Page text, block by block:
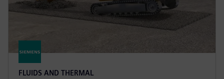
FLUIDS AND THERMAL